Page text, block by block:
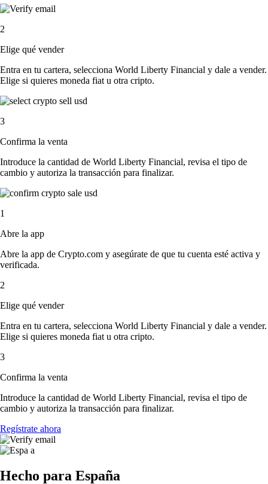
2
Elige qué vender
Entra en tu cartera, selecciona World Liberty Financial y dale a vender.
Elige si quieres moneda fiat u otra cripto.
3
Confirma la venta
Introduce la cantidad de World Liberty Financial, revisa el tipo de
cambio y autoriza la transacción para finalizar.
1
Abre la app
Abre la app de Crypto.com y asegúrate de que tu cuenta esté activa y
verificada.
2
Elige qué vender
Entra en tu cartera, selecciona World Liberty Financial y dale a vender.
Elige si quieres moneda fiat u otra cripto.
3
Confirma la venta
Introduce la cantidad de World Liberty Financial, revisa el tipo de
cambio y autoriza la transacción para finalizar.
Regístrate ahora
Hecho para España